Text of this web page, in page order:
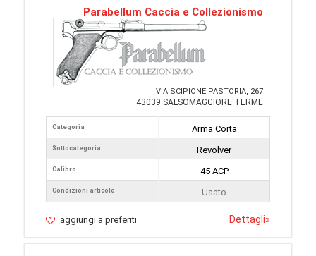
Parabellum Caccia e Collezionismo
VIA SCIPIONE PASTORIA, 267
43039 SALSOMAGGIORE TERME
Categoria
Sottocategoria
Calibro
Condizioni articolo
Arma Corta
Revolver
45 ACP
Usato
aggiungi a preferiti Dettagli»